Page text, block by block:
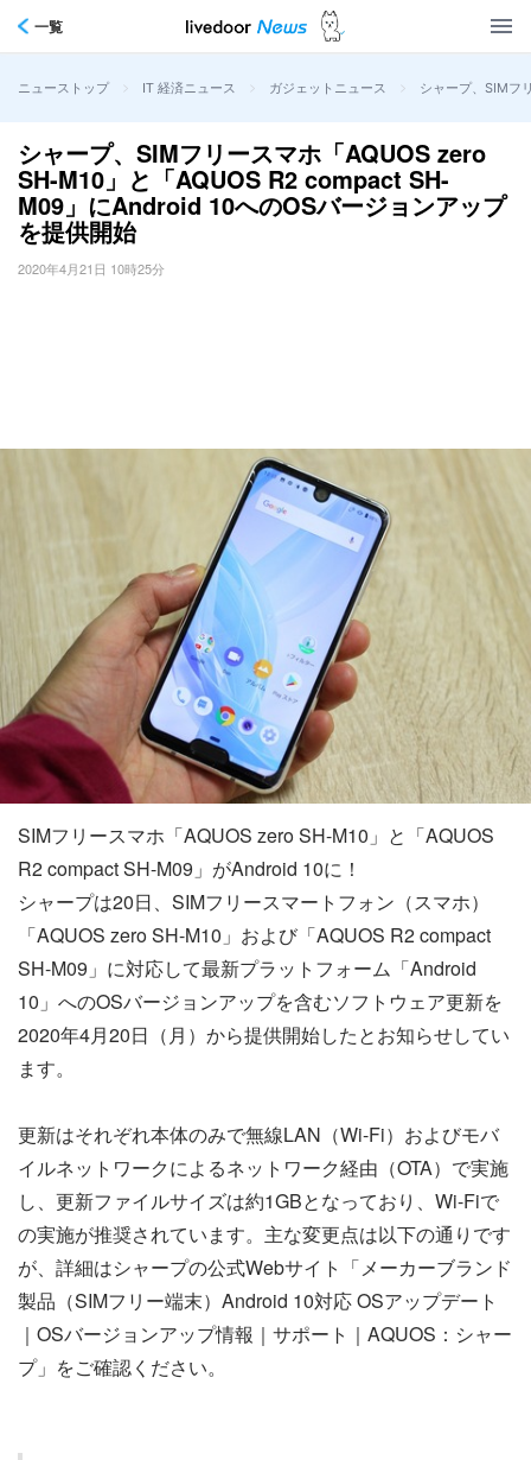
一覧
ニューストップ > IT 経済ニュース > ガジェットニュース > シャープ、SIMフ
シャープ、SIMフリースマホ「AQUOS zero
SH-M10」と「AQUOS R2 compact SH-
M09」にAndroid 10へのOSバージョンアップ
を提供開始
2020年4月21日 10時25分
SIMフリースマホ「AQUOS zero SH-M10」と「AQUOS
R2 compact SH-M09」がAndroid 10に！
シャープは20日、SIMフリースマートフォン（スマホ）
「AQUOS zero SH-M10」および「AQUOS R2 compact
SH-M09」に対応して最新プラットフォーム「Android
10」へのOSバージョンアップを含むソフトウェア更新を
2020年4月20日（月）から提供開始したとお知らせしてい
ます。
更新はそれぞれ本体のみで無線LAN（Wi-Fi）およびモバ
イルネットワークによるネットワーク経由（OTA）で実施
し、更新ファイルサイズは約1GBとなっており、Wi-Fiで
の実施が推奨されています。主な変更点は以下の通りです
が、詳細はシャープの公式Webサイト「メーカーブランド
製品（SIMフリー端末）Android 10対応 OSアップデート
｜OSバージョンアップ情報｜サポート｜AQUOS：シャー
プ」をご確認ください。